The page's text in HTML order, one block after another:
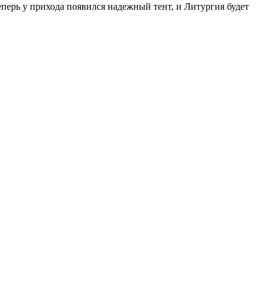
у прихода появился надежный тент, и Литургия будет